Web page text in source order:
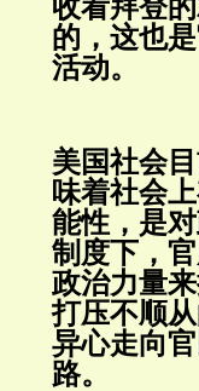
收看拜登
的，这也
活动。
美国社会
味着社会
能性，是
制度下，
政治力量
打压不顺
异心走向
路。